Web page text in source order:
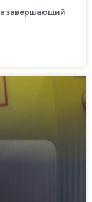
завершающий